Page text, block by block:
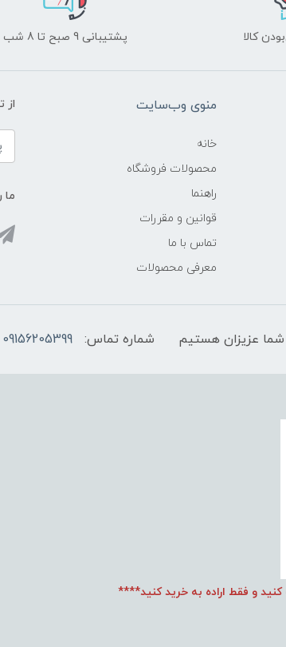
کالا پشتیبانی 9 صبح تا 8 شب
منوی وب‌سایت
خانه
محصولات فروشگاه
راهنما
قوانین و مقررات
تماس با ما
معرفی محصولات
از
ما
شماره تماس: 09156205399
و فقط اراده به خرید کنید****